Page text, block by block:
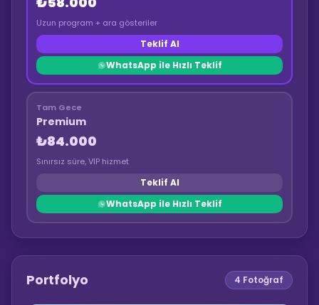
Uzun program + ara gösteriler
Teklif Al
WhatsApp ile Hızlı Teklif
Tam Gece
Premium
₺84.000
Sınırsız süre, VIP hizmet
Teklif Al
WhatsApp ile Hızlı Teklif
Portfolyo 4 Fotoğraf